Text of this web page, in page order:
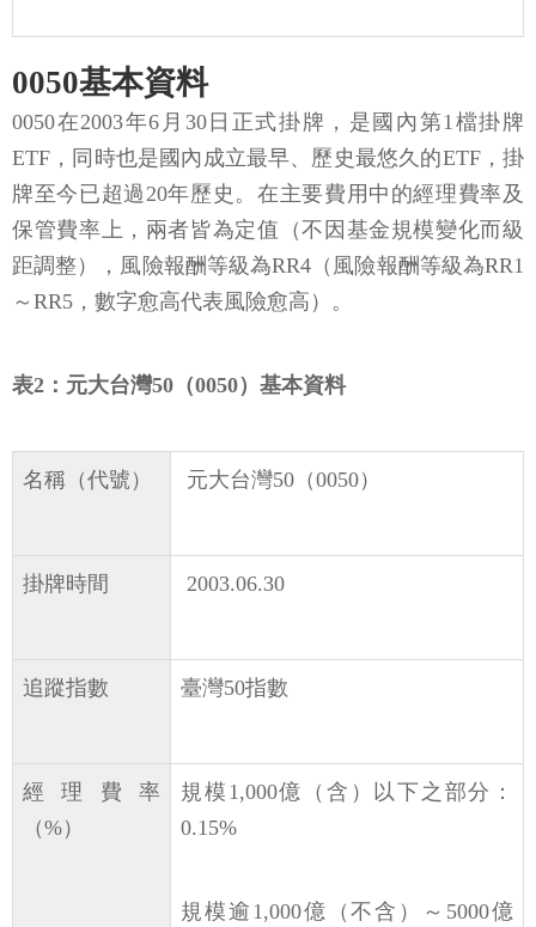
0050基本資料
0050在2003年6月30日正式掛牌，是國內第1檔掛牌
ETF，同時也是國內成立最早、歷史最悠久的ETF，掛
牌至今已超過20年歷史。在主要費用中的經理費率及
保管費率上，兩者皆為定值（不因基金規模變化而級
距調整），風險報酬等級為RR4（風險報酬等級為RR1
～RR5，數字愈高代表風險愈高）。
表2：元大台灣50（0050）基本資料
名稱（代號） 元大台灣50（0050）
掛牌時間 2003.06.30
追蹤指數 臺灣50指數
經理費率
（%）
規模1,000億（含）以下之部分：
0.15%
規模逾1,000億（不含）～5000億